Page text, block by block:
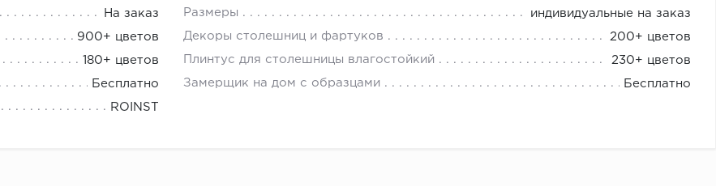
На заказ Размеры индивидуальные на заказ
900+ цветов Декоры столешниц и фартуков 200+ цветов
180+ цветов Плинтус для столешницы влагостойкий 230+ цветов
Бесплатно Замерщик на дом с образцами Бесплатно
ROINST